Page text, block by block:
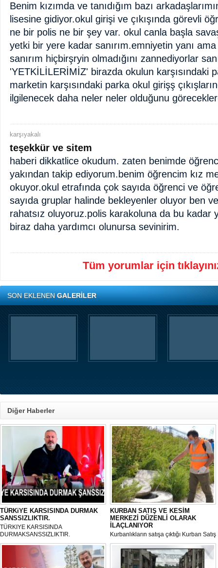
Benim kızımda ve tanıdığım bazı
lisesine gidiyor.okul girişi ve çıkışında görevli
ne bir polis ne bir şey var. okul canla başla
yetki bir yere kadar sanırım.emniyetin yanı
sanırım hiçbirşryin olmadığını zannediyorlar
'YETKİLİLERİMİZ' birazda okulun karşısındaki
marketin karşısındaki parka okul girişş
ilgilenecek daha neler neler olduğunu
karşıyakalı
teşekkür ve sitem
haberi dikkatlice okudum. zaten benimde
yakından takip ediyorum.benim öğrencim kız
okuyor.okul etrafında çok sayıda öğrenci ve
sayıda gruplar halinde bekleyenler oluyor ben
rahatsız oluyoruz.polis karakoluna da bu kadar
biraz daha yardımcı olunursa sevinirim.
Tüm yorumlar için
SON EKLENENGALERİLER
Diğer Haberler
TÜRKiYE KARSISINDA DURMAK
SANSSIZLIKTIR.
TÜRKIYE KARSISINDA
DURMAKSANSSIZLIKTIR.
KURBAN SATIŞ VE KESİM
MERKEZİ DÜZENLİ OLARAK
İLAÇLANIYOR
Kurbanlıkların satışa çıktığı Kurban Satış
ve Kesim Merkezi, haşere ve
mikropların önüne geçilmesi amacıyla
her gün Gölbaşı Belediyesi ekipleri
tarafından düzenli olarak ilaçlanıyor.